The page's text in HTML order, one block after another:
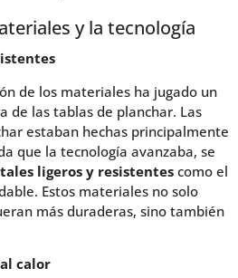
y la tecnología
de los materiales ha jugado un
de las tablas de planchar. Las
estaban hechas principalmente
que la tecnología avanzaba, se
ligeros y resistentes como el
Estos materiales no solo
más duraderas, sino también
calor